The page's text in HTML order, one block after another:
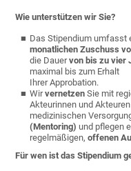
Wie unterstützen wir Sie?
Das Stipendium umfasst
monatlichen Zuschuss
die Dauervon bis zu vier
maximal bis zum Erhalt
Ihrer Approbation.
Wirvernetzen Sie mit
Akteurinnen und
medizinischen
(Mentoring)und pflegen
regelmäßigen,offenen
Für wen ist das Stipendium